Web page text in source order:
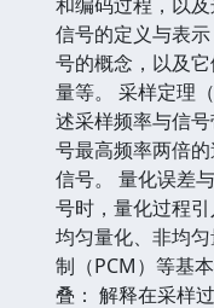
信号的定义与表
号的概念，以及
量等。 采样定理
述采样频率与信
号最高频率两倍
信号。 量化误差
号时，量化过程
均匀量化、非均
制（PCM）等基
叠： 解释在采样